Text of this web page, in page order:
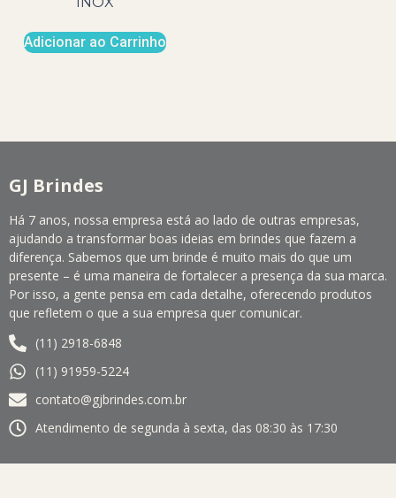
Adicionar ao Carrinho
GJ Brindes
Há 7 anos, nossa empresa está ao lado de outras empresas,
ajudando a transformar boas ideias em brindes que fazem a
diferença. Sabemos que um brinde é muito mais do que um
presente – é uma maneira de fortalecer a presença da sua marca.
Por isso, a gente pensa em cada detalhe, oferecendo produtos
que refletem o que a sua empresa quer comunicar.
(11) 2918-6848
(11) 91959-5224
contato@gjbrindes.com.br
Atendimento de segunda à sexta, das 08:30 às 17:30